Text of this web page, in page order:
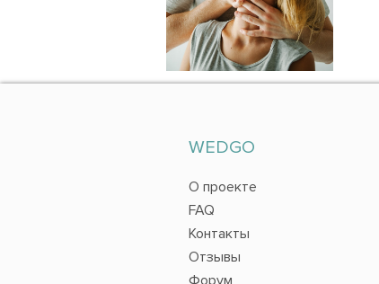
WEDGO
О проекте
FAQ
Контакты
Отзывы
Форум